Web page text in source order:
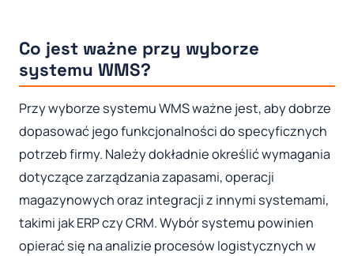
Co jest ważne przy wyborze
systemu WMS?
Przy wyborze systemu WMS ważne jest, aby dobrze
dopasować jego funkcjonalności do specyficznych
potrzeb firmy. Należy dokładnie określić wymagania
dotyczące zarządzania zapasami, operacji
magazynowych oraz integracji z innymi systemami,
takimi jak ERP czy CRM. Wybór systemu powinien
opierać się na analizie procesów logistycznych w